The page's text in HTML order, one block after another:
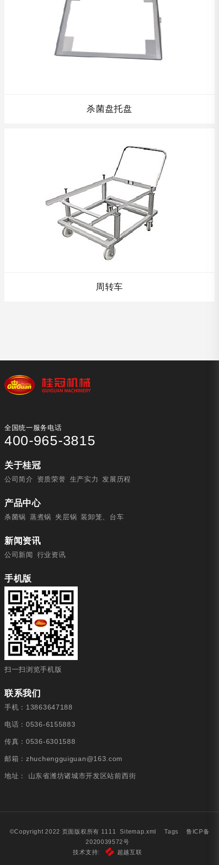
杀菌盘托盘
并且在保证开孔率的同时保证杀菌筐的强度，使其经久耐
查看详情
周转车
全国统一服务电话
400-965-3815
关于桂冠
公司简介 资质荣誉 生产实力 发展历程
产品中心
杀菌锅 蒸煮锅 夹层锅 装卸笼、台车
新闻资讯
公司新闻 行业资讯
手机版
扫一扫浏览手机版
联系我们
手机：13863647188
电话：0536-6155883
传真：0536-6301588
邮箱：zhuchengguiguan@163.com
地址： 山东省潍坊诸城市开发区站前西街
©Copyright 2022 页面版权所有 1111 Sitemap.xml Tags
鲁ICP备
2020039572号
技术支持:
超越互联